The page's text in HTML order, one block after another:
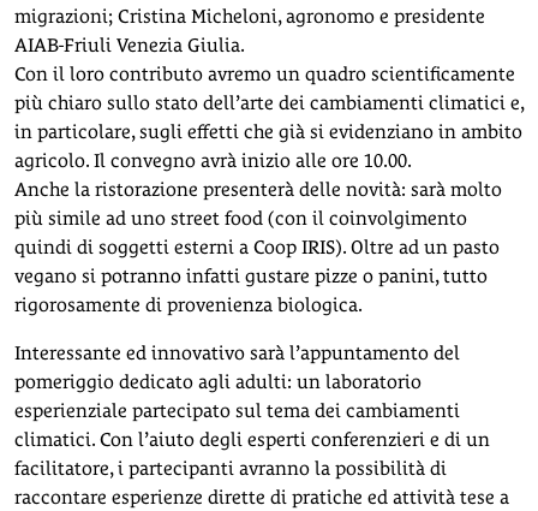
migrazioni; Cristina Micheloni, agronomo e presidente
AIAB-Friuli Venezia Giulia.
Con il loro contributo avremo un quadro scientificamente
più chiaro sullo stato dell’arte dei cambiamenti climatici e,
in particolare, sugli effetti che già si evidenziano in ambito
agricolo. Il convegno avrà inizio alle ore 10.00.
Anche la ristorazione presenterà delle novità: sarà molto
più simile ad uno street food (con il coinvolgimento
quindi di soggetti esterni a Coop IRIS). Oltre ad un pasto
vegano si potranno infatti gustare pizze o panini, tutto
rigorosamente di provenienza biologica.
Interessante ed innovativo sarà l’appuntamento del
pomeriggio dedicato agli adulti: un laboratorio
esperienziale partecipato sul tema dei cambiamenti
climatici. Con l’aiuto degli esperti conferenzieri e di un
facilitatore, i partecipanti avranno la possibilità di
raccontare esperienze dirette di pratiche ed attività tese a